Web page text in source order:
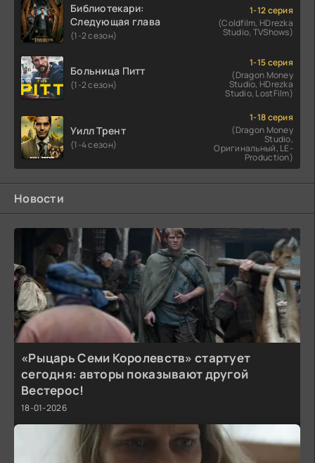
Библиотекари:
Следующая глава
(1-2 сезон)
1-12 серия
(Coldfilm, HDrezka
Studio, TVShows)
Больница Питт
(1-2 сезон)
1-15 серия
(Dragon Money
Studio, HDrezka
Studio, LostFilm)
Уилл Трент
(1-4 сезон)
1-18 серия
(Dragon Money
Studio,
Оригинальный, LE-
Production)
Новости
«Рыцарь Семи Королевств» стартует
сегодня: авторы показывают другой
Вестерос!
18-01-2026